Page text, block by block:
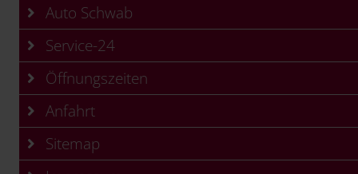
Auto Schwab
Service-24
Öffnungszeiten
Anfahrt
Sitemap